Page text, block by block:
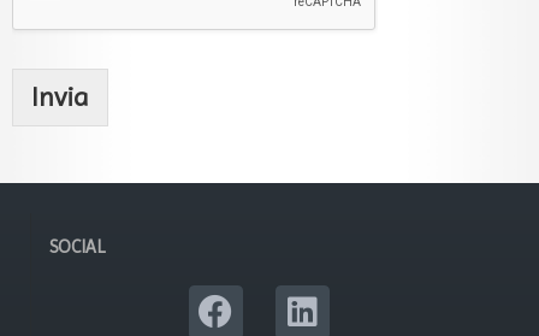
Invia
SOCIAL